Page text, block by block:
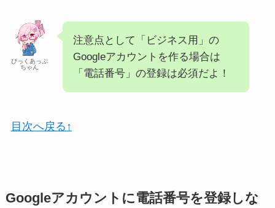
ぴっくあっぷ
ちゃん
注意点として「ビジネス用」の
Googleアカウントを作る場合は
「電話番号」の登録は必須だよ！
目次へ戻る↑
Googleアカウントに電話番号を登録しな